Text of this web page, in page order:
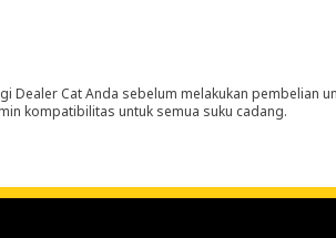
Dealer Cat Anda sebelum melakukan pembelian
kompatibilitas untuk semua suku cadang.